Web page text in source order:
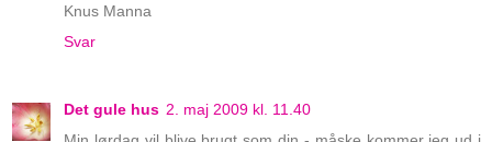
Knus Manna
Svar
Det gule hus 2. maj 2009 kl. 11.40